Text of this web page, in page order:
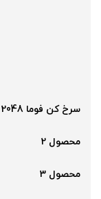
سرخ کن فوما 2048
محصول 2
محصول 3